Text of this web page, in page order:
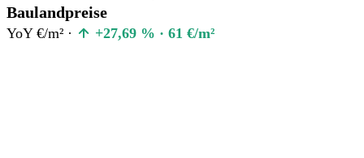
Baulandpreise
YoY €/m² · +27,69 % · 61 €/m²